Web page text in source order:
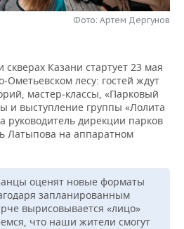
Фото: Артем Дергунов
Казани стартует 23 мая
лесу: гостей ждут
мастер‑классы, «Парковый
и выступление группы «Лолита
руководитель дирекции парков
Латыпова на аппаратном
оценят новые форматы
запланированным
вырисовывается «лицо»
что наши жители смогут